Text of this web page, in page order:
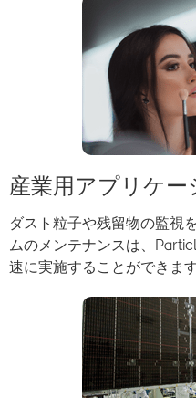
産業用アプリケー
ダスト粒子や残留物の監視
ムのメンテナンスは、
速に実施することができます